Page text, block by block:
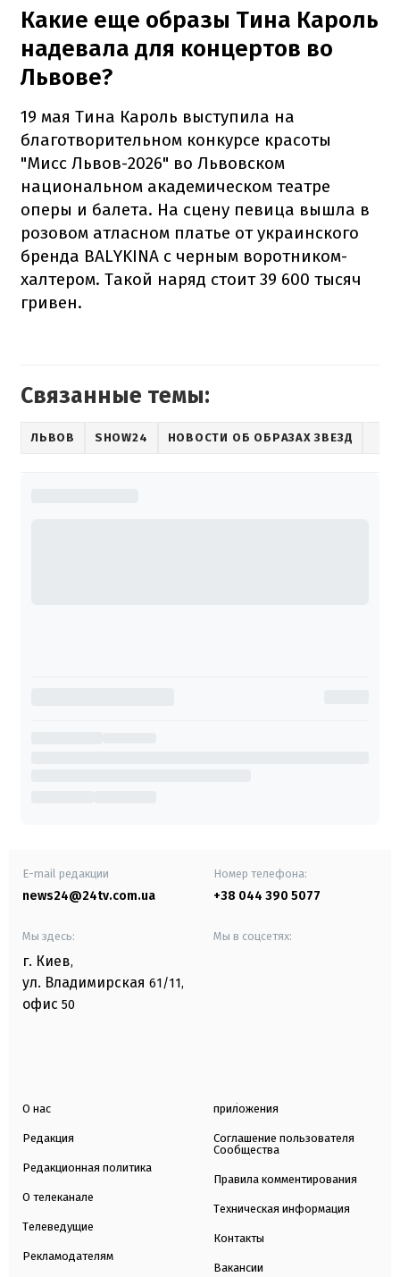
Какие еще образы Тина Кароль
надевала для концертов во
Львове?
19 мая Тина Кароль выступила на
благотворительном конкурсе красоты
"Мисс Львов-2026" во Львовском
национальном академическом театре
оперы и балета. На сцену певица вышла в
розовом атласном платье от украинского
бренда BALYKINA с черным воротником-
халтером. Такой наряд стоит 39 600 тысяч
гривен.
Связанные темы:
ЛЬВОВ SHOW24 НОВОСТИ ОБ ОБРАЗАХ ЗВЕЗД
E-mail редакции
news24@24tv.com.ua
Номер телефона:
+38 044 390 5077
Мы здесь:
г. Киев,
ул. Владимирская 61/11,
офис 50
Мы в соцсетях:
О нас
Редакция
Редакционная политика
О телеканале
Телеведущие
Рекламодателям
приложения
Соглашение пользователя
Сообщества
Правила комментирования
Техническая информация
Контакты
Вакансии